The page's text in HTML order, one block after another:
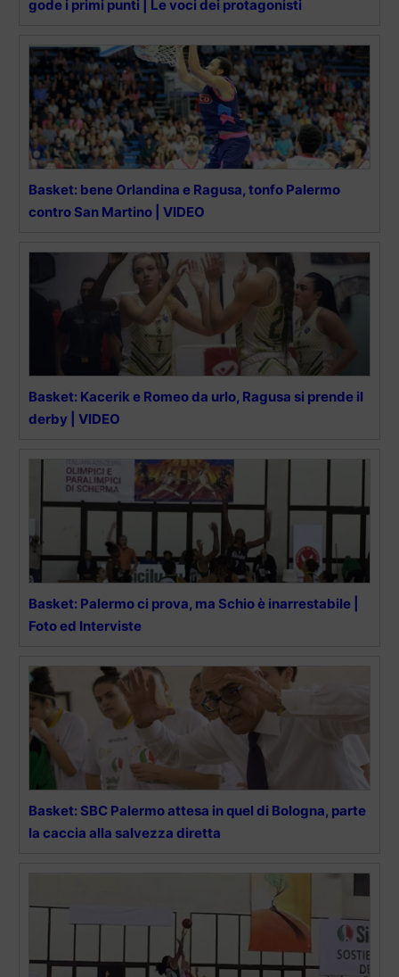
gode i primi punti | Le voci dei protagonisti
Basket: bene Orlandina e Ragusa, tonfo Palermo
contro San Martino | VIDEO
Basket: Kacerik e Romeo da urlo, Ragusa si prende il
derby | VIDEO
Basket: Palermo ci prova, ma Schio è inarrestabile |
Foto ed Interviste
Basket: SBC Palermo attesa in quel di Bologna, parte
la caccia alla salvezza diretta